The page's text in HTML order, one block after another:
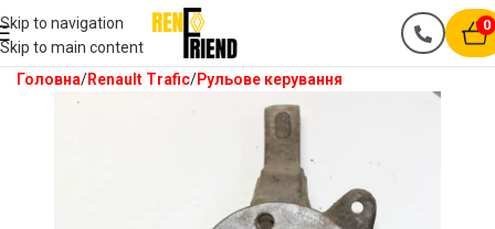
Skip to navigation
Skip to main content
0
Головна Renault Trafic Рульове керування